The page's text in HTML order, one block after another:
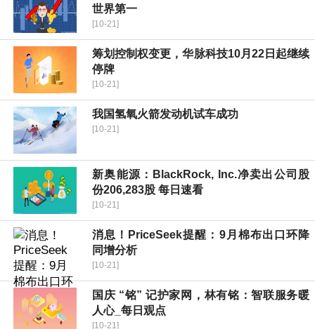
世界第一
[10-21]
筹划控制权变更，华脉科技10月22日起继续
停牌
[10-21]
我国氢氧火箭发动机试车成功
[10-21]
新奥能源：BlackRock, Inc.净卖出公司股
份206,283股 每日速看
[10-21]
消息！PriceSeek提醒：9月棉布出口环降
同增分析
[10-21]
国庆 “铭” 记护家网，林有铭：智联服务暖
人心_每日观点
[10-21]